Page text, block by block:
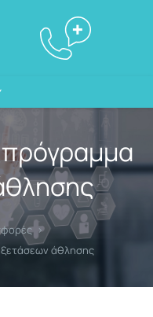
>
άθλησης